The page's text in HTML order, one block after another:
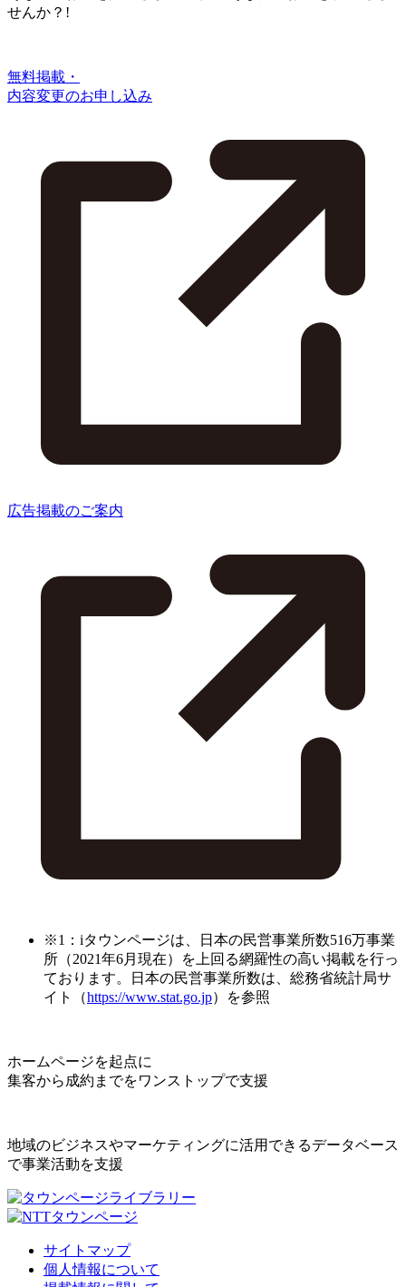
せんか？!
無料掲載・
内容変更のお申し込み
広告掲載のご案内
※1：iタウンページは、日本の民営事業所数516万事業
所（2021年6月現在）を上回る網羅性の高い掲載を行っ
ております。日本の民営事業所数は、総務省統計局サ
イト（https://www.stat.go.jp）を参照
ホームページを起点に
集客から成約までをワンストップで支援
地域のビジネスやマーケティングに活用できるデータベース
で事業活動を支援
サイトマップ
個人情報について